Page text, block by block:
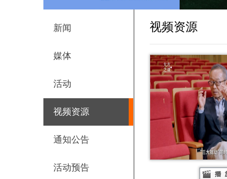
新闻
媒体
活动
视频资源
通知公告
活动预告
视频资源